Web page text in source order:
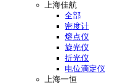
上海佳航
全部
密度计
熔点仪
旋光仪
折光仪
电位滴定仪
上海一恒